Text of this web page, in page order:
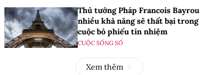
Thủ tướng Pháp Francois Bayrou
nhiều khả năng sẽ thất bại trong
cuộc bỏ phiếu tín nhiệm
CUỘC SỐNG SỐ
Xem thêm